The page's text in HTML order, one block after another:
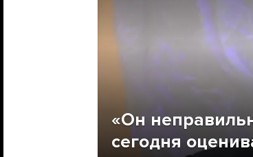
«Он
сегодня